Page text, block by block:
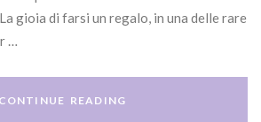
gioia di farsi un regalo, in una delle rare
…
CONTINUE READING